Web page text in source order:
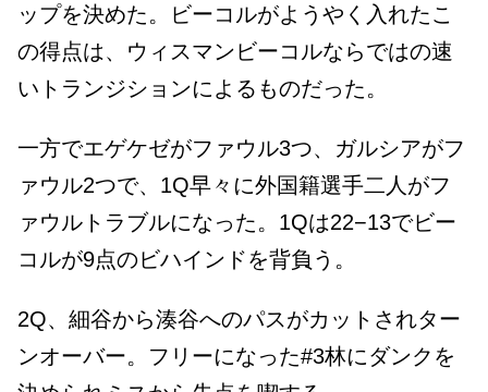
ップを決めた。ビーコルがようやく入れたこ
の得点は、ウィスマンビーコルならではの速
いトランジションによるものだった。
一方でエゲケゼがファウル3つ、ガルシアがフ
ァウル2つで、1Q早々に外国籍選手二人がフ
ァウルトラブルになった。1Qは22−13でビー
コルが9点のビハインドを背負う。
2Q、細谷から湊谷へのパスがカットされター
ンオーバー。フリーになった#3林にダンクを